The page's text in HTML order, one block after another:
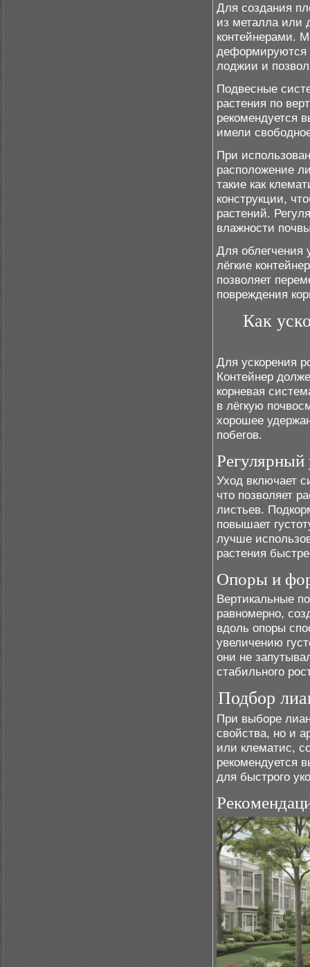
Для создания
из металла или
контейнерами.
деформируются
лоджии и
Подвесные
растения по
рекомендуется
имели
При
расположение
такие как
конструкции,
растений.
влажности
Для облегчения
лёгкие
позволяет
повреждения
Как
Для ускорения
Контейнер
корневая
в лёгкую
хорошее
побегов.
Регулярный
Уход включает
что позволяет
листьев.
повышает
лучше
растения
Опоры и
Вертикальные
равномерно,
вдоль опоры
увеличению
они не
стабильного
Подбор
При выборе
свойства, но и
или клематис,
рекомендуется
для быстрого